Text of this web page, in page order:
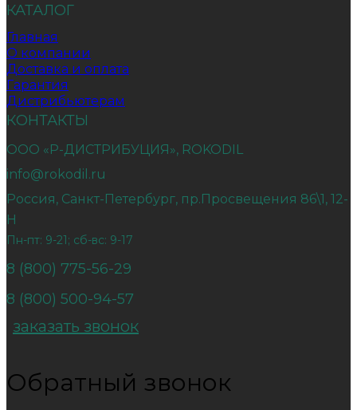
КАТАЛОГ
Главная
О компании
Доставка и оплата
Гарантия
Дистрибьютерам
КОНТАКТЫ
ООО «Р-ДИСТРИБУЦИЯ», ROKODIL
info@rokodil.ru
Россия, Санкт-Петербург, пр.Просвещения 86\1, 12-
Н
Пн-пт: 9-21; сб-вс: 9-17
8 (800) 775-56-29
8 (800) 500-94-57
заказать звонок
Обратный звонок